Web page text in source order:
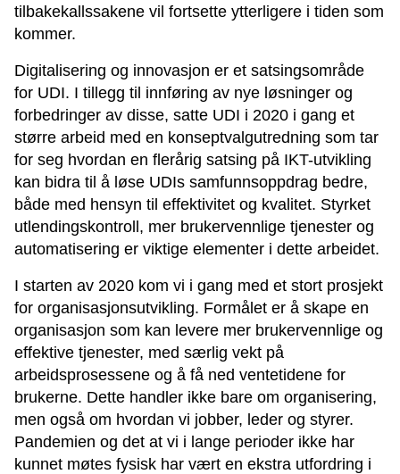
tilbakekallssakene vil fortsette ytterligere i tiden som
kommer.
Digitalisering og innovasjon er et satsingsområde
for UDI. I tillegg til innføring av nye løsninger og
forbedringer av disse, satte UDI i 2020 i gang et
større arbeid med en konseptvalgutredning som tar
for seg hvordan en flerårig satsing på IKT-utvikling
kan bidra til å løse UDIs samfunnsoppdrag bedre,
både med hensyn til effektivitet og kvalitet. Styrket
utlendingskontroll, mer brukervennlige tjenester og
automatisering er viktige elementer i dette arbeidet.
I starten av 2020 kom vi i gang med et stort prosjekt
for organisasjonsutvikling. Formålet er å skape en
organisasjon som kan levere mer brukervennlige og
effektive tjenester, med særlig vekt på
arbeidsprosessene og å få ned ventetidene for
brukerne. Dette handler ikke bare om organisering,
men også om hvordan vi jobber, leder og styrer.
Pandemien og det at vi i lange perioder ikke har
kunnet møtes fysisk har vært en ekstra utfordring i